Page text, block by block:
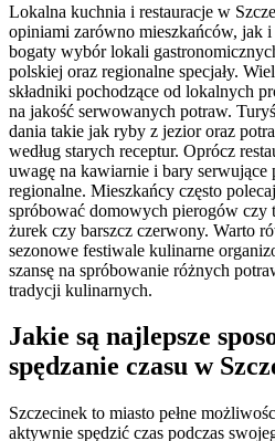
Lokalna kuchnia i restauracje w
opiniami zarówno mieszkańców, jak
bogaty wybór lokali
polskiej oraz regionalne specjały.
składniki pochodzące od lokalnych
na jakość serwowanych potraw.
dania takie jak ryby z jezior oraz
według starych receptur. Oprócz
uwagę na kawiarnie i bary serwujące
regionalne. Mieszkańcy często
spróbować domowych pierogów czy
żurek czy barszcz czerwony. Warto
sezonowe festiwale kulinarne
szansę na spróbowanie różnych
tradycji kulinarnych.
Jakie są najlepsze
spędzanie czasu w
Szczecinek to miasto pełne
aktywnie spędzić czas podczas